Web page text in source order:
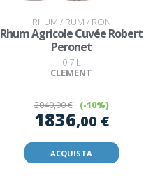
RHUM / RUM / RON
Rhum Agricole Cuvée Robert
Peronet
0,7 L
CLEMENT
2040,00 € (-10%)
1836,00 €
ACQUISTA